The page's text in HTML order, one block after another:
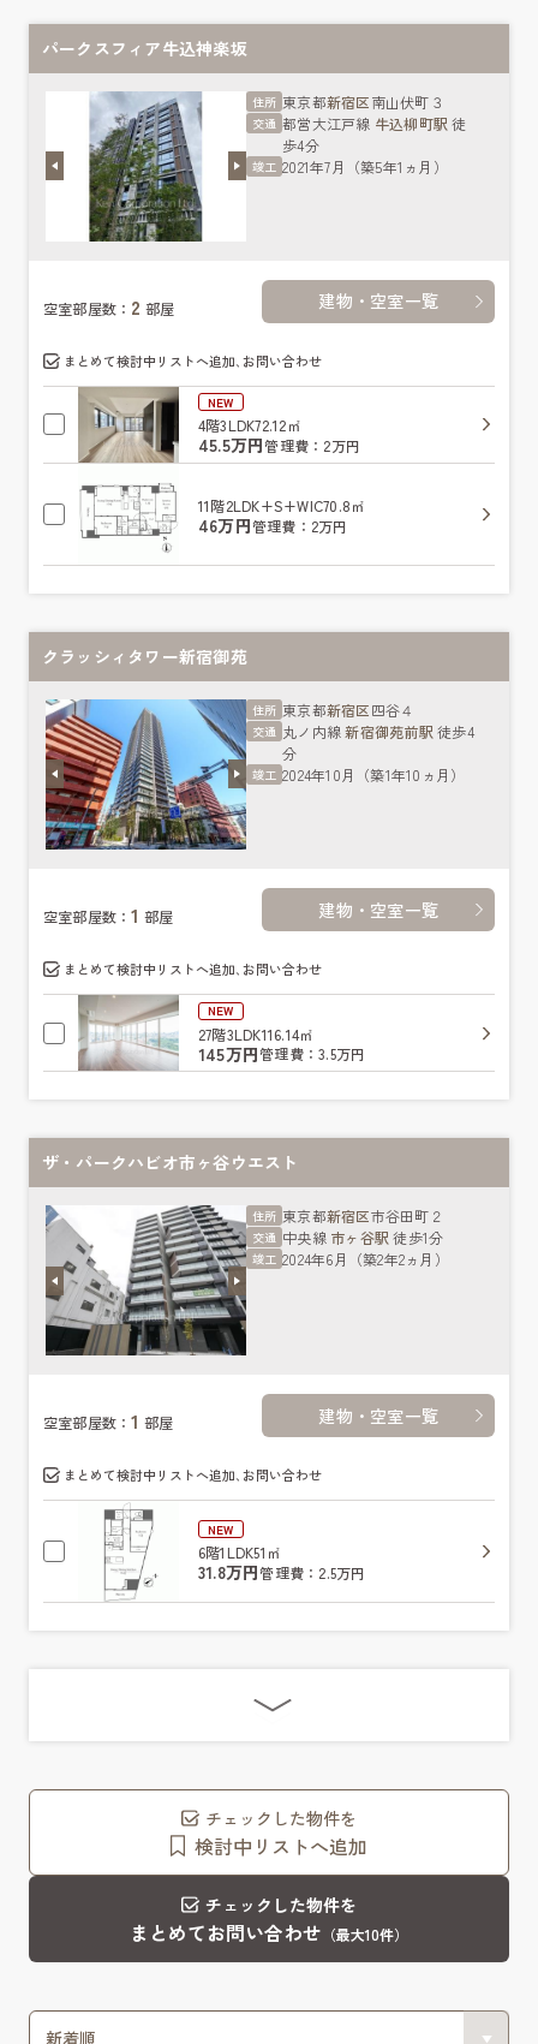
パークスフィア牛込神楽坂
住所 東京都新宿区南山伏町３
交通 都営大江戸線 牛込柳町駅 徒
歩4分
竣工 2021年7月（築5年1ヵ月）
空室部屋数： 2 部屋 建物・空室一覧
まとめて検討中リストへ追加､お問い合わせ
NEW
4階3LDK72.12㎡
45.5万円管理費：2万円
11階2LDK+S+WIC70.8㎡
46万円管理費：2万円
クラッシィタワー新宿御苑
住所 東京都新宿区四谷４
交通 丸ノ内線新宿御苑前駅 徒歩4
分
竣工 2024年10月（築1年10ヵ月）
空室部屋数：1 部屋 建物・空室一覧
まとめて検討中リストへ追加､お問い合わせ
NEW
27階3LDK116.14㎡
145万円管理費：3.5万円
ザ・パークハビオ市ヶ谷ウエスト
住所 東京都新宿区市谷田町２
交通 中央線 市ヶ谷駅 徒歩1分
竣工 2024年6月（築2年2ヵ月）
空室部屋数：1 部屋 建物・空室一覧
まとめて検討中リストへ追加､お問い合わせ
NEW
6階1LDK51㎡
31.8万円管理費：2.5万円
チェックした物件を
検討中リストへ追加
チェックした物件を
まとめてお問い合わせ （最大10件）